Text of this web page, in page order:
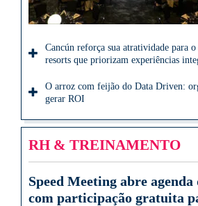
Cancún reforça sua atratividade para
resorts que priorizam experiências
O arroz com feijão do Data Driven:
gerar ROI
RH & TREINAMENTO
Speed Meeting abre agenda
com participação gratuita